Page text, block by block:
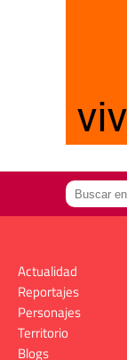
Actualidad
Reportajes
Personajes
Territorio
Blogs